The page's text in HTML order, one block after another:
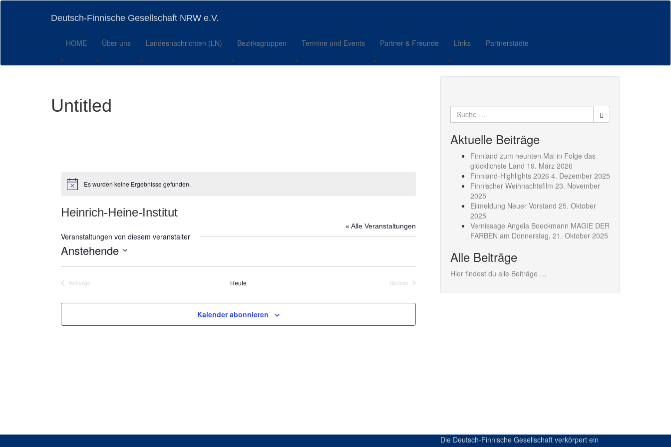
Skip
Deutsch-Finnische Gesellschaft NRW e.V.
HOME Über uns Landesnachrichten (LN) Bezirksgruppen Termine und Events Partner & Freunde LInks Partnerstädte
Untitled
HinweisEs wurden keine Ergebnisse gefunden.
Heinrich-Heine-Institut
« Alle Veranstaltungen
Veranstaltungen von diesem veranstalter
Anstehende
Vorherige
Heute
Nächste
Kalender abonnieren
Suche
nach:
Aktuelle Beiträge
Finnland zum neunten Mal in Folge das
glücklichste Land 19. März 2026
Finnland-Highlights 2026 4. Dezember 2025
Finnischer Weihnachtsfilm 23. November
2025
Eilmeldung Neuer Vorstand 25. Oktober
2025
Vernissage Angela Boeckmann MAGIE DER
FARBEN am Donnerstag, 21. Oktober 2025
Alle Beiträge
Hier findest du alle Beiträge …
Die Deutsch-Finnische Gesellschaft verkörpert ein